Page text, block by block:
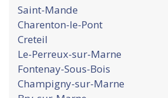
Saint-Mande
Charenton-le-Pont
Creteil
Le-Perreux-sur-Marne
Fontenay-Sous-Bois
Champigny-sur-Marne